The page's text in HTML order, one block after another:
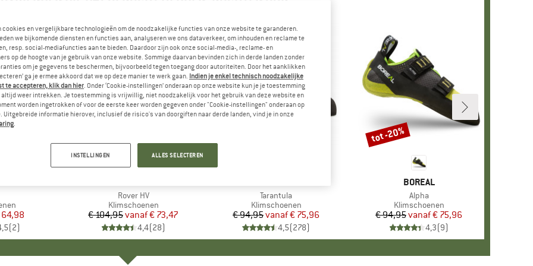
prijs
(2)
Artikel
Rover HV
Productgroep
Klimschoenen
Prijs
€ 104,95 Verlaagde prijs
vanaf€ 73,47
4,4(28)
Artikel
Tarantula
Productgroep
Klimschoenen
Prijs
€ 94,95 Verlaagde prijs
vanaf€ 75,96
4,5(278)
MERK
BOREAL
Artikel
Alpha
Productgroep
Klimschoenen
Prijs
€ 94,95 Verlaagde prijs
vanaf€ 75,96
4,3(9)
Korting
tot -20%
cookies en vergelijkbare technologieën om de noodzakelijke functies van onze website te garanderen.
we bijkomende diensten en functies aan, analyseren we ons dataverkeer, om inhouden en reclame te
resp. social-mediafuncties aan te bieden. Daardoor zijn ook onze social-media-, reclame- en
op de hoogte van je gebruik van onze website. Sommige daarvan bevinden zich in derde landen zonder
om je gegevens te beschermen, bijvoorbeeld tegen toegang door autoriteiten. Door het aanklikken
ga je ermee akkoord dat we op deze manier te werk gaan. Indien je enkel technisch noodzakelijke
te accepteren, klik dan hier. Onder ‘Cookie-instellingen’ onderaan op onze website kun je je toestemming
altijd weer intrekken. Je toestemming is vrijwillig, niet noodzakelijk voor het gebruik van deze website en
worden ingetrokken of voor de eerste keer worden gegeven onder "Cookie-instellingen" onderaan op
Uitgebreide informatie hierover, inclusief de risico's van doorgiften naar derde landen, vind je in onze
.
INSTELLINGEN ALLES SELECTEREN